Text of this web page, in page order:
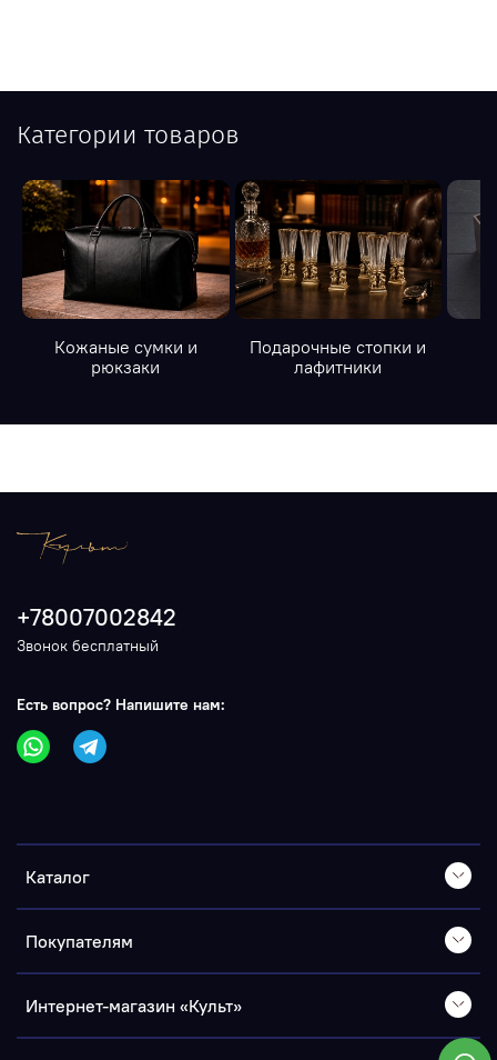
Категории товаров
Кожаные сумки и
рюкзаки
Подарочные стопки и
лафитники
Каталог
Покупателям
Интернет-магазин «Культ»
+78007002842
Звонок бесплатный
Есть вопрос? Напишите нам: